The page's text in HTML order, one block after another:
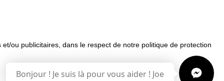
Bonjour ! Je suis là pour vous aider ! Joe
ou publicitaires, dans le respect de notre politique de protection